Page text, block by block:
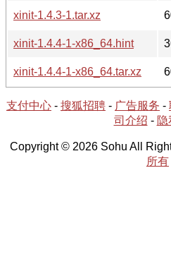
xinit-1.4.3-1.tar.xz
xinit-1.4.4-1-x86_64.hint
xinit-1.4.4-1-x86_64.tar.xz
支付中心 - 搜狐招聘 - 广告服务 -
司介绍 -
Copyright © 2026 Sohu All
所有